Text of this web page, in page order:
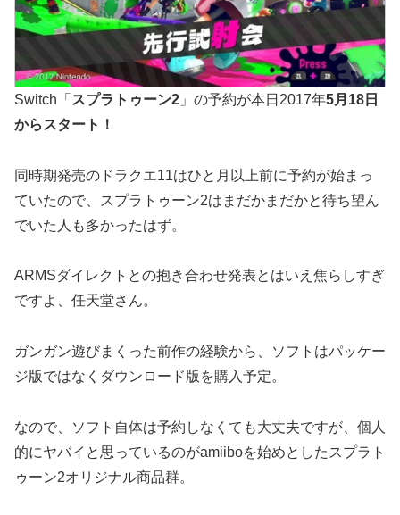
Switch「 スプラトゥーン2 」の予約が本日2017年5月18日
からスタート！
同時期発売のドラクエ11はひと月以上前に予約が始まっ
ていたので、スプラトゥーン2はまだかまだかと待ち望ん
でいた人も多かったはず。
ARMSダイレクトとの抱き合わせ発表とはいえ焦らしすぎ
ですよ、任天堂さん。
ガンガン遊びまくった前作の経験から、ソフトはパッケー
ジ版ではなくダウンロード版を購入予定。
なので、ソフト自体は予約しなくても大丈夫ですが、個人
的にヤバイと思っているのがamiiboを始めとしたスプラト
ゥーン2オリジナル商品群。